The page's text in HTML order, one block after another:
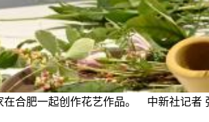
在合肥一起创作花艺作品。 中新社记者